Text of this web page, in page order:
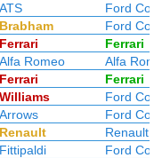
ATS
Ford
Brabham
Ford
Ferrari
Ferrari
Alfa Romeo
Alfa
Ferrari
Ferrari
Williams
Ford
Arrows
Ford
Renault
Renault
Fittipaldi
Ford